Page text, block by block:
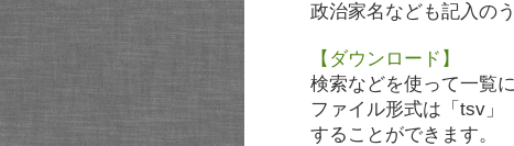
政治家名なども記入の
【ダウンロード】
検索などを使って一覧
ファイル形式は「tsv」
することができます。